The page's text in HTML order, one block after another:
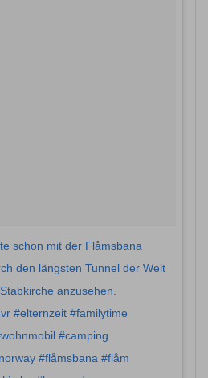
schon mit der Flåmsbana
den längsten Tunnel der Welt
anzusehen.
#elternzeit #familytime
#camping
#flåmsbana #flåm